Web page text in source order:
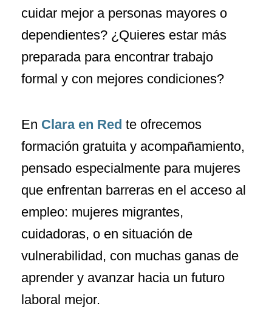
cuidar mejor a personas mayores o
dependientes? ¿Quieres estar más
preparada para encontrar trabajo
formal y con mejores condiciones?
En Clara en Red te ofrecemos
formación gratuita y acompañamiento,
pensado especialmente para mujeres
que enfrentan barreras en el acceso al
empleo: mujeres migrantes,
cuidadoras, o en situación de
vulnerabilidad, con muchas ganas de
aprender y avanzar hacia un futuro
laboral mejor.